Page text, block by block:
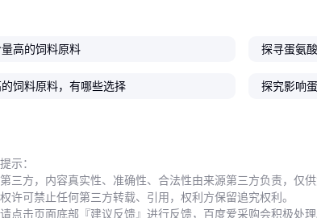
时长可能相差较
需要更长时间才能
期用饲料水分仪
用。
高的饲料原料 探寻蛋氨
饲料原料，有哪些选择 探究影响
示：
三方，内容真实性、准确性、合法性由来源第三方负责，仅供
许可禁止任何第三方转载、引用，权利方保留追究权利。
点击页面底部『建议反馈』进行反馈，百度爱采购会积极处理